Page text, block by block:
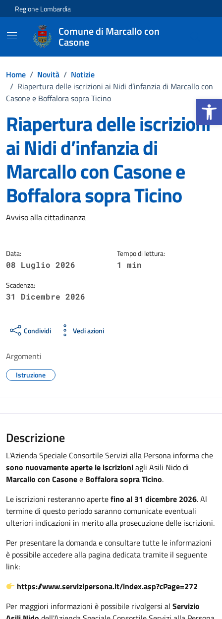
Apri la
Vai ai contenuti
Vai al footer
Regione Lombardia
Comune di Marcallo con
Casone
Home / Novità / Notizie
/ Riapertura delle iscrizioni ai Nidi d’infanzia di Marcallo con
Casone e Boffalora sopra Ticino
Riapertura delle iscrizioni
ai Nidi d’infanzia di
Marcallo con Casone e
Boffalora sopra Ticino
Dettagli della notizia
Avviso alla cittadinanza
Data:
08 Luglio 2026
Scadenza:
31 Dicembre 2026
Tempo di lettura:
1 min
Condividi Vedi azioni
Argomenti
Istruzione
Descrizione
L'Azienda Speciale Consortile Servizi alla Persona informa che
sono nuovamente aperte le iscrizioniagli Asili Nido di
Marcallo con Casonee Boffalora sopra Ticino.
Le iscrizioni resteranno apertefino al 31 dicembre 2026. Al
termine di questo periodo saranno comunicate eventuali
ulteriori indicazioni in merito alla prosecuzione delle iscrizioni.
Per presentare la domanda e consultare tutte le informazioni
è possibile accedere alla pagina dedicata tramite il seguente
link:
https://www.servizipersona.it/index.asp?cPage=272
Per maggiori informazioni è possibile rivolgersi al Servizio